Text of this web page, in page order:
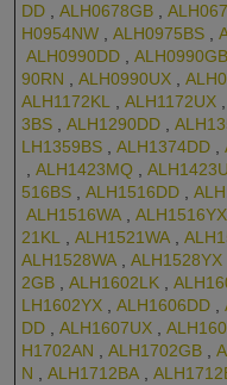
DD , ALH0678GB ,
H0954NW , ALH0975BS ,
ALH0990DD , ALH0990GB
90RN , ALH0990UX ,
ALH1172KL , ALH1172UX ,
3BS , ALH1290DD ,
LH1359BS , ALH1374DD ,
, ALH1423MQ ,
516BS , ALH1516DD ,
ALH1516WA , ALH1516YX
21KL , ALH1521WA ,
ALH1528WA , ALH1528YX
2GB , ALH1602LK ,
LH1602YX , ALH1606DD ,
DD , ALH1607UX ,
H1702AN , ALH1702GB ,
N , ALH1712BA ,